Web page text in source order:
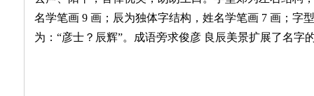
名学笔画 9 画；辰为独体字结构，姓名学笔画 7 画；字
为：“彦士？辰辉”。成语旁求俊彦 良辰美景扩展了名字